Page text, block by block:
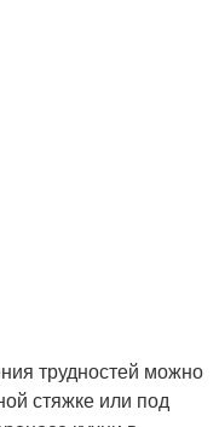
трудностей можно
стяжке или под